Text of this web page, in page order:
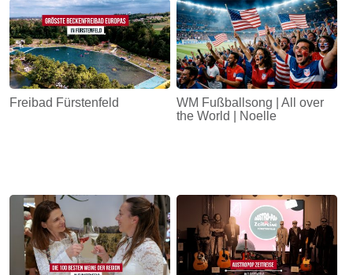
360°
VR
Sport
Info
Energie
Schnöll
gfrogt
Freibad Fürstenfeld
WM Fußballsong | All over
the World | Noelle